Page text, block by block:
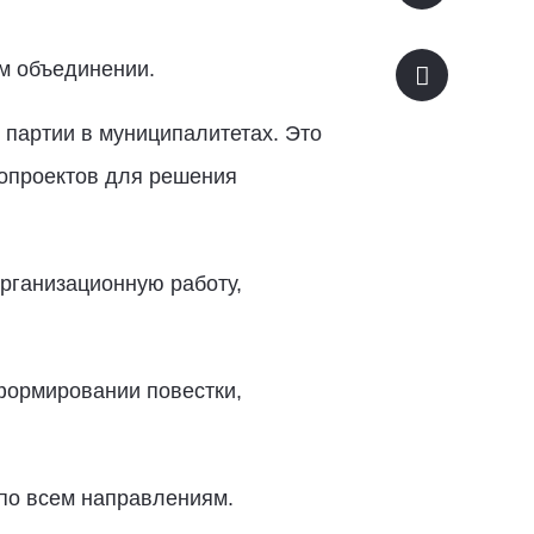
объединении.
в муниципалитетах. Это
для решения
работу,
повестки,
всем направлениям.